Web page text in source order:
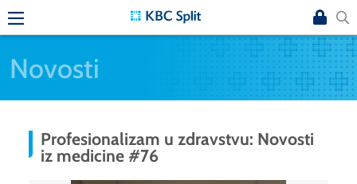
Novosti
Profesionalizam u zdravstvu: Novosti
iz medicine #76